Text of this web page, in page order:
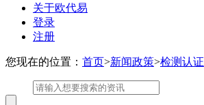
关于欧代易
登录
注册
您现在的位置： 首页>新闻政策>检测认证